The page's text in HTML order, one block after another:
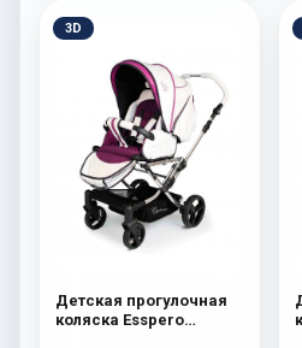
3D
Детская прогулочная
коляска Esspero